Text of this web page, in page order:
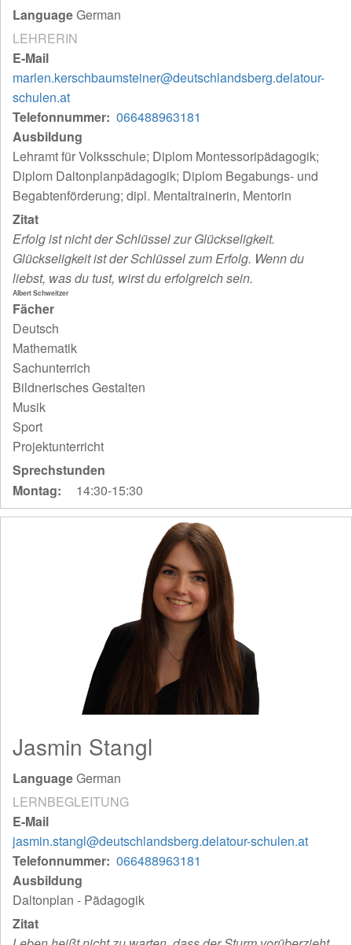
LanguageGerman
LEHRERIN
E-Mail
marlen.kerschbaumsteiner@deutschlandsberg.delatour-
schulen.at
Telefonnummer 066488963181
Ausbildung
Lehramt für Volksschule; Diplom Montessoripädagogik;
Diplom Daltonplanpädagogik; Diplom Begabungs- und
Begabtenförderung; dipl. Mentaltrainerin, Mentorin
Zitat
Erfolg ist nicht der Schlüssel zur Glückseligkeit.
Glückseligkeit ist der Schlüssel zum Erfolg. Wenn du
liebst, was du tust, wirst du erfolgreich sein.
Albert Schweitzer
Fächer
Deutsch
Mathematik
Sachunterrich
Bildnerisches Gestalten
Musik
Sport
Projektunterricht
Sprechstunden
Montag:
14:30-15:30
Jasmin Stangl
LanguageGerman
LERNBEGLEITUNG
E-Mail
jasmin.stangl@deutschlandsberg.delatour-schulen.at
Telefonnummer 066488963181
Ausbildung
Daltonplan - Pädagogik
Zitat